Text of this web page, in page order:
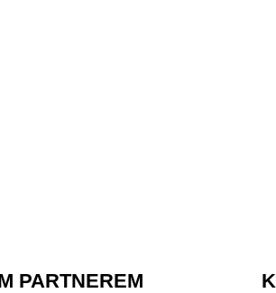
PARTNEREM